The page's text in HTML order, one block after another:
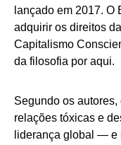
lançado em 2017. O
adquirir os direitos
Capitalismo
da filosofia por aqui.
Segundo os
relações tóxicas e
liderança global —